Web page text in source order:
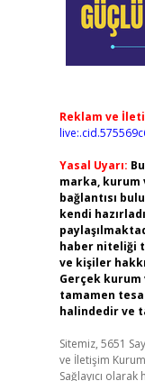
Reklam ve
Yasal Uyarı:
marka, kurum
bağlantısı
kendi
haber niteliği
ve kişiler
Gerçek
tamamen
halindedir ve
Sitemiz, 5651
ve İletişim
Sağlayıcı